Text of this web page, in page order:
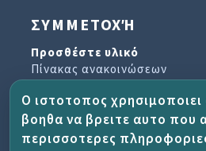
ΣΥΜΜΕΤΟΧΉ
Προσθέστε υλικό
Πίνακας ανακοινώσεων
Αρχείο ενημερωτικών δελτίων
ΈΡΓΟ ΚΑΙ ΒΟΉΘΕΙΑ
Ο ιστοτοπος
βοηθα να βρειτε αυτο που
περισσοτερες